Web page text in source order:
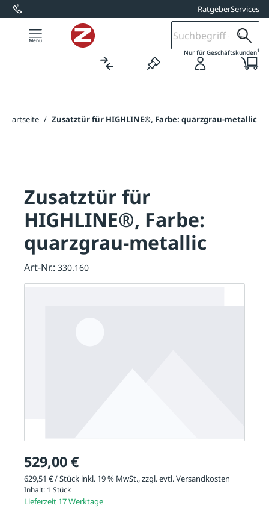
springen RatgeberServices
Nur für Geschäftskunden1
Startseite / Zusatztür für HIGHLINE®, Farbe: quarzgrau-metallic
529,00 €
629,51 € / Stück inkl. 19 % MwSt., zzgl. evtl.Versandkosten
Inhalt: 1 Stück
Lieferzeit 17 Werktage
Zusatztür für
HIGHLINE®, Farbe:
quarzgrau-metallic
Art-Nr.: 330.160